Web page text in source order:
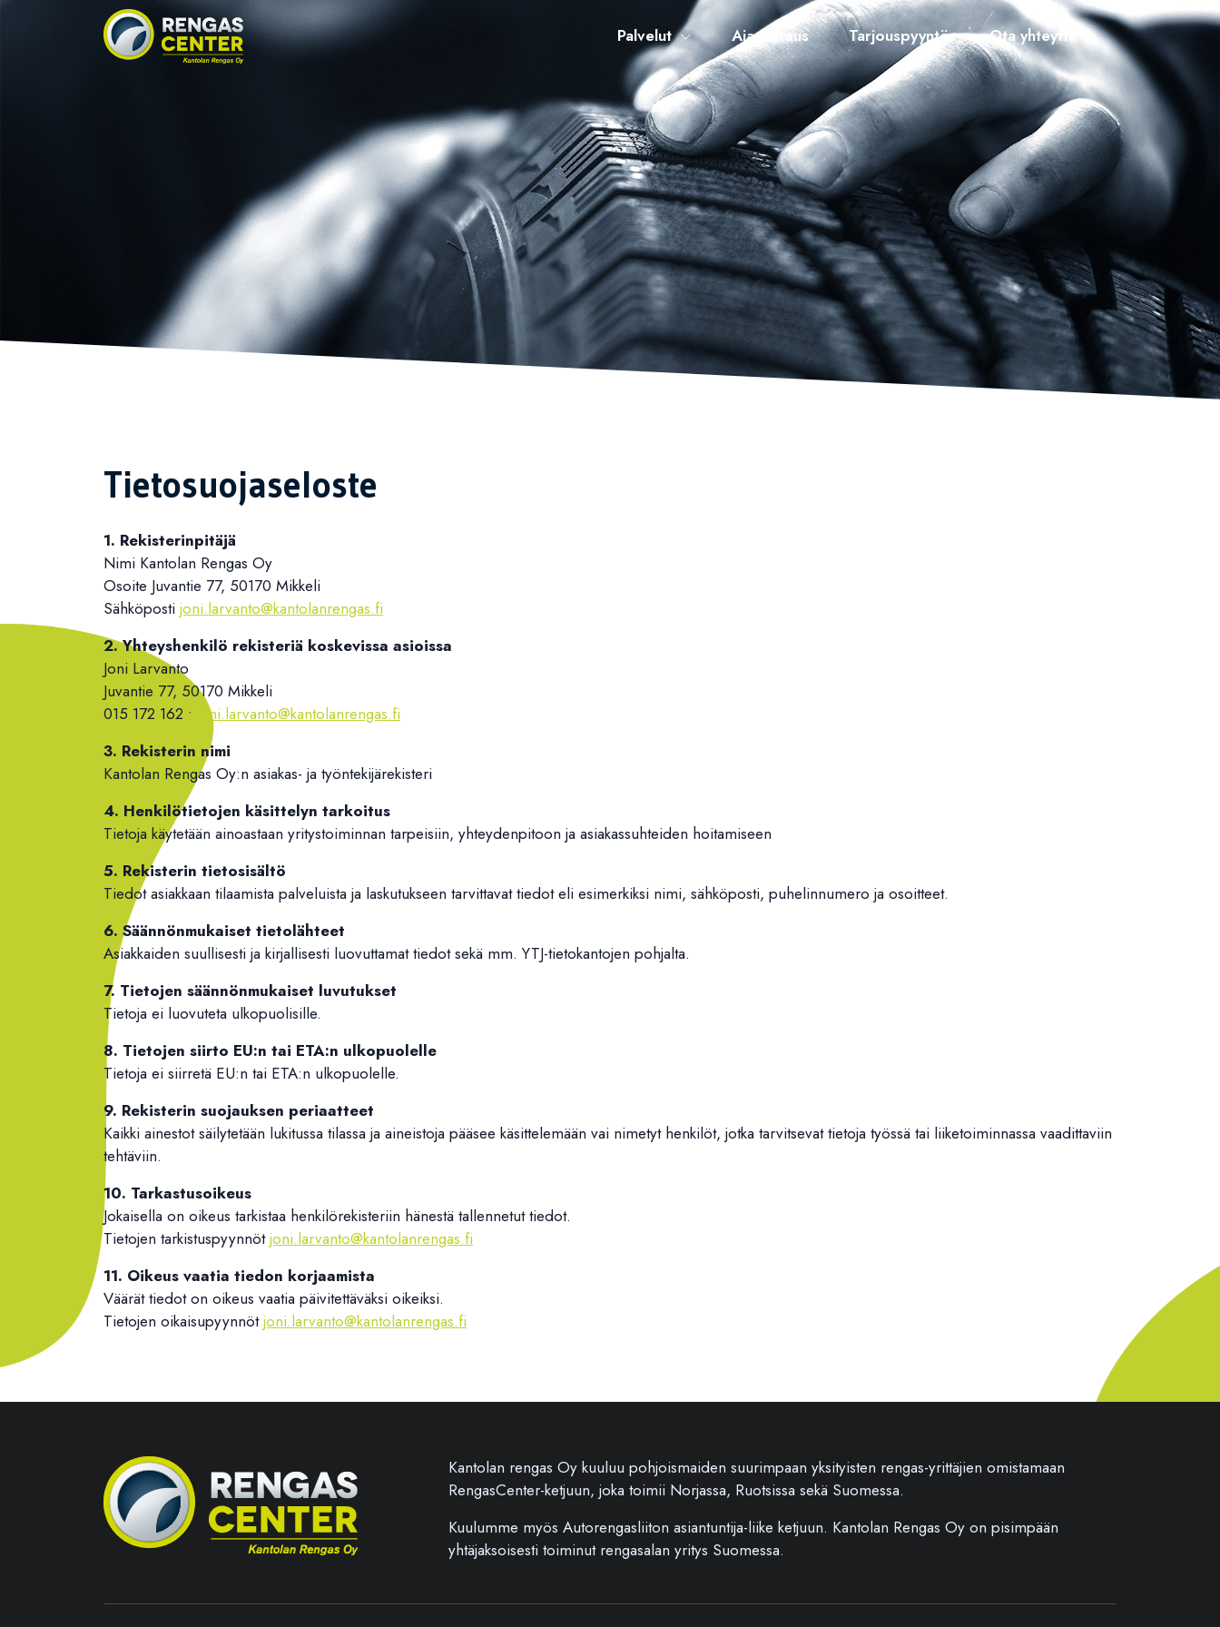
Palvelut Ajanvaraus Tarjouspyyntö Ota yhteyttä
Tietosuojaseloste
1. Rekisterinpitäjä
Nimi Kantolan Rengas Oy
Osoite Juvantie 77, 50170 Mikkeli
Sähköposti joni.larvanto@kantolanrengas.fi
2. Yhteyshenkilö rekisteriä koskevissa asioissa
Joni Larvanto
Juvantie 77, 50170 Mikkeli
015 172 162 •
joni.larvanto@kantolanrengas.fi
3. Rekisterin nimi
Kantolan Rengas Oy:n asiakas- ja työntekijärekisteri
4. Henkilötietojen käsittelyn tarkoitus
Tietoja käytetään ainoastaan yritystoiminnan tarpeisiin, yhteydenpitoon ja asiakassuhteiden hoitamiseen
5. Rekisterin tietosisältö
Tiedot asiakkaan tilaamista palveluista ja laskutukseen tarvittavat tiedot eli esimerkiksi nimi, sähköposti, puhelinnumero ja osoitteet.
6. Säännönmukaiset tietolähteet
Asiakkaiden suullisesti ja kirjallisesti luovuttamat tiedot sekä mm. YTJ-tietokantojen pohjalta.
7. Tietojen säännönmukaiset luvutukset
Tietoja ei luovuteta ulkopuolisille.
8. Tietojen siirto EU:n tai ETA:n ulkopuolelle
Tietoja ei siirretä EU:n tai ETA:n ulkopuolelle.
9. Rekisterin suojauksen periaatteet
Kaikki ainestot säilytetään lukitussa tilassa ja aineistoja pääsee käsittelemään vai nimetyt henkilöt, jotka tarvitsevat tietoja työssä tai liiketoiminnassa vaadittaviin
tehtäviin.
10. Tarkastusoikeus
Jokaisella on oikeus tarkistaa henkilörekisteriin hänestä tallennetut tiedot.
Tietojen tarkistuspyynnötjoni.larvanto@kantolanrengas.fi
11. Oikeus vaatia tiedon korjaamista
Väärät tiedot on oikeus vaatia päivitettäväksi oikeiksi.
Tietojen oikaisupyynnötjoni.larvanto@kantolanrengas.fi
Kantolan rengas Oy kuuluu pohjoismaiden suurimpaan yksityisten rengas-yrittäjien omistamaan
RengasCenter-ketjuun, joka toimii Norjassa, Ruotsissa sekä Suomessa.
Kuulumme myös Autorengasliiton asiantuntija-liike ketjuun. Kantolan Rengas Oy on pisimpään
yhtäjaksoisesti toiminut rengasalan yritys Suomessa.